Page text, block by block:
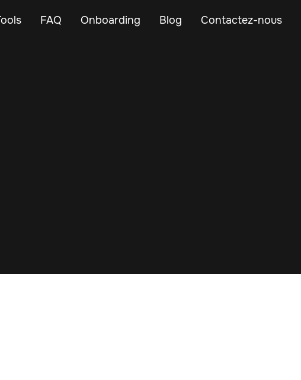
FAQ Onboarding Blog Contactez-nous